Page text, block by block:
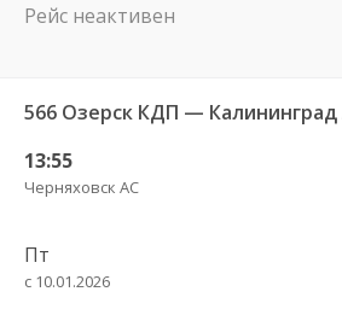
Рейс неактивен
566 Озерск КДП — Калининград
13:55
Черняховск АС
Пт
с 10.01.2026